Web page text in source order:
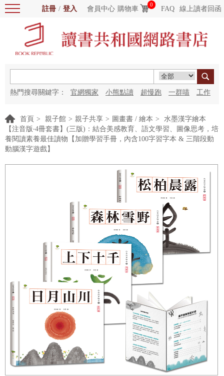
註冊 / 登入 會員中心 購物車
0
FAQ 線上讀者回函
熱門搜尋關鍵字： 官網獨家 小熊點讀 超慢跑 一群喵 工作
首頁 > 親子館 > 親子共享 > 圖畫書 / 繪本 >
水墨漢字繪本
【注音版‧4冊套書】(三版)：結合美感教育、語文學習、圖像思考，培
養閱讀素養最佳讀物【加贈學習手冊，內含100字習字本 & 三階段動
動腦漢字遊戲】